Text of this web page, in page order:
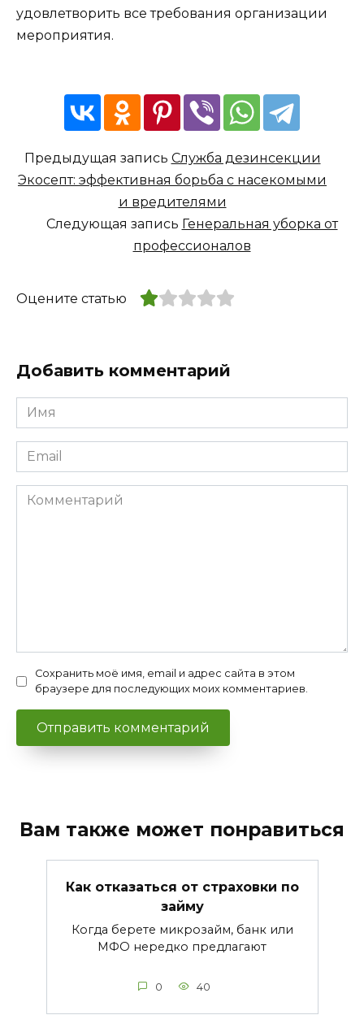
удовлетворить все требования организации
мероприятия.
Предыдущая запись Служба дезинсекции
Экосепт: эффективная борьба с насекомыми
и вредителями
Следующая запись Генеральная уборка от
профессионалов
Оцените статью
Добавить комментарий
Имя
*
Email
*
Комментарий
Сохранить моё имя, email и адрес сайта в этом
браузере для последующих моих комментариев.
Вам также может понравиться
Как отказаться от страховки по
займу
Когда берете микрозайм, банк или
МФО нередко предлагают
0 40